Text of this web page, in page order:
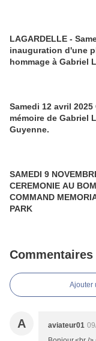
LAGARDELLE -
inauguration d'une
hommage à Gabriel
Samedi 12 avril 2025
mémoire de Gabriel
Guyenne.
SAMEDI 9
CEREMONIE AU
COMMAND
PARK
Commentaires
Ajouter
A aviateur01